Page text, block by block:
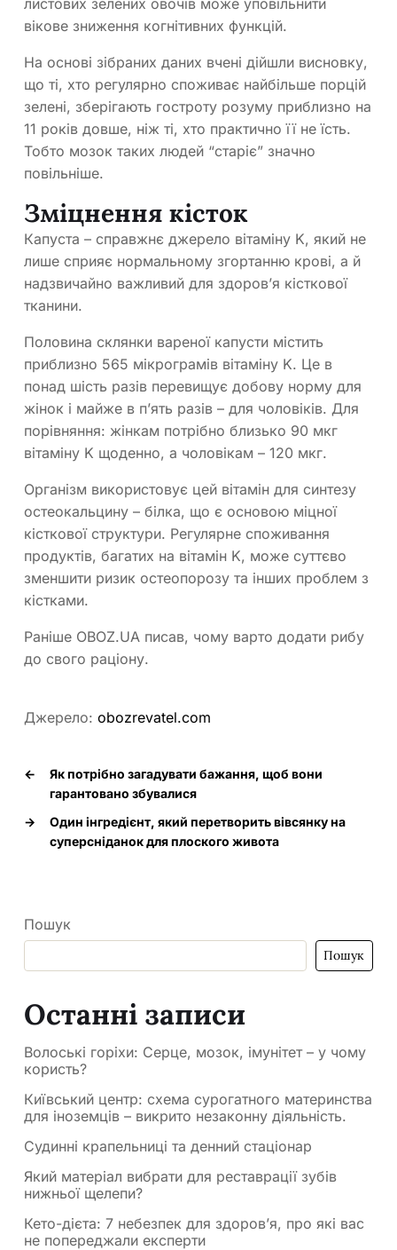
листових зелених овочів може уповільнити
вікове зниження когнітивних функцій.
На основі зібраних даних вчені дійшли висновку,
що ті, хто регулярно споживає найбільше порцій
зелені, зберігають гостроту розуму приблизно на
11 років довше, ніж ті, хто практично її не їсть.
Тобто мозок таких людей “старіє” значно
повільніше.
Зміцнення кісток
Капуста – справжнє джерело вітаміну K, який не
лише сприяє нормальному згортанню крові, а й
надзвичайно важливий для здоров’я кісткової
тканини.
Половина склянки вареної капусти містить
приблизно 565 мікрограмів вітаміну K. Це в
понад шість разів перевищує добову норму для
жінок і майже в п’ять разів – для чоловіків. Для
порівняння: жінкам потрібно близько 90 мкг
вітаміну K щоденно, а чоловікам – 120 мкг.
Організм використовує цей вітамін для синтезу
остеокальцину – білка, що є основою міцної
кісткової структури. Регулярне споживання
продуктів, багатих на вітамін K, може суттєво
зменшити ризик остеопорозу та інших проблем з
кістками.
Раніше OBOZ.UA писав, чому варто додати рибу
до свого раціону.
Джерело: obozrevatel.com
←
Як потрібно загадувати бажання, щоб вони
гарантовано збувалися
→
Один інгредієнт, який перетворить вівсянку на
суперсніданок для плоского живота
Пошук
Пошук
Останні записи
Волоські горіхи: Серце, мозок, імунітет – у чому
користь?
Київський центр: схема сурогатного материнства
для іноземців – викрито незаконну діяльність.
Судинні крапельниці та денний стаціонар
Який матеріал вибрати для реставрації зубів
нижньої щелепи?
Кето-дієта: 7 небезпек для здоров’я, про які вас
не попереджали експерти